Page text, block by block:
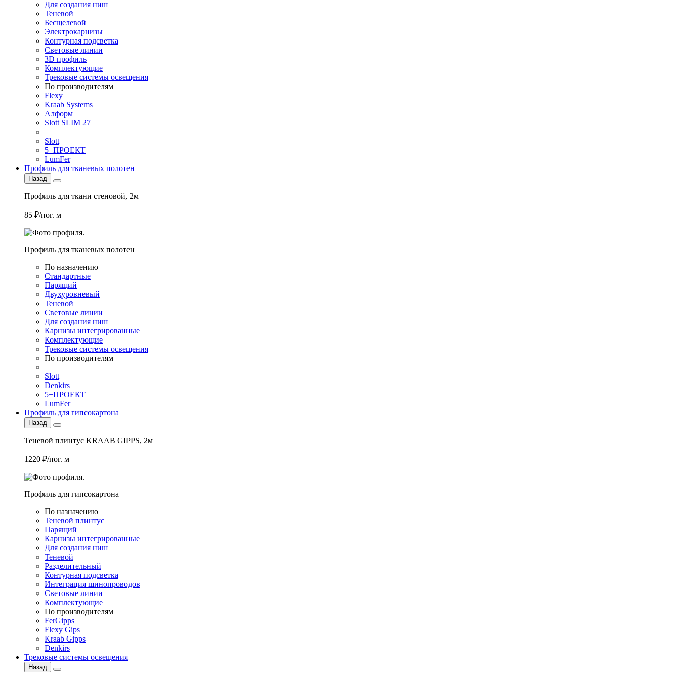
Для создания ниш
Теневой
Бесщелевой
Электрокарнизы
Контурная подсветка
Световые линии
3D профиль
Комплектующие
Трековые системы освещения
По производителям
Flexy
Kraab Systems
Алформ
Slott SLIM 27
Slott
5+ПРОЕКТ
LumFer
Профиль для тканевых полотен
Назад
Профиль для ткани стеновой, 2м
85 ₽/пог. м
Профиль для тканевых полотен
По назначению
Стандартные
Парящий
Двухуровневый
Теневой
Световые линии
Для создания ниш
Карнизы интегрированные
Комплектующие
Трековые системы освещения
По производителям
Slott
Denkirs
5+ПРОЕКТ
LumFer
Профиль для гипсокартона
Назад
Теневой плинтус KRAAB GIPPS, 2м
1220 ₽/пог. м
Профиль для гипсокартона
По назначению
Теневой плинтус
Парящий
Карнизы интегрированные
Для создания ниш
Теневой
Разделительный
Контурная подсветка
Интеграция шинопроводов
Световые линии
Комплектующие
По производителям
FerGipps
Flexy Gips
Kraab Gipps
Denkirs
Трековые системы освещения
Назад